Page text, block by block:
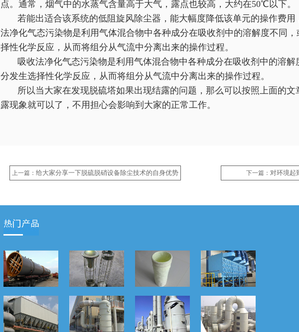
点。通常，烟气中的水蒸气含量高于大气，露点也较高，大约在50℃以下。
若能出适合该系统的低阻旋风除尘器，能大幅度降低该单元的操作费
法净化气态污染物是利用气体混合物中各种成分在吸收剂中的溶解度不同
择性化学反应，从而将组分从气流中分离出来的操作过程。
吸收法净化气态污染物是利用气体混合物中各种成分在吸收剂中的溶解
分发生选择性化学反应，从而将组分从气流中分离出来的操作过程。
所以当大家在发现脱硫塔如果出现结露的问题，那么可以按照上面的
露现象就可以了，不用担心会影响到大家的正常工作。
上一篇： 给大家分享一下脱硫脱硝设备除尘技术的自身优势 下一篇： 对环境起